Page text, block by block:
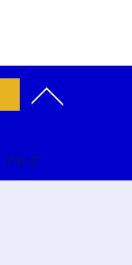
ブログ